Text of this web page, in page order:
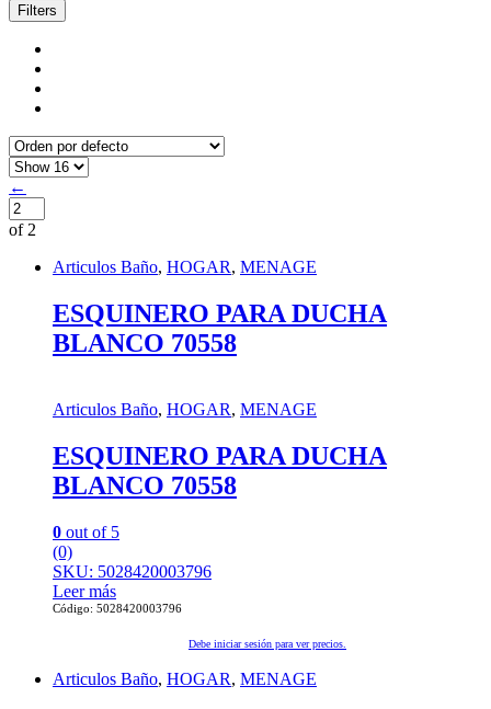
Filters
←
of 2
Articulos Baño, HOGAR, MENAGE
ESQUINERO PARA DUCHA
BLANCO 70558
Articulos Baño, HOGAR, MENAGE
ESQUINERO PARA DUCHA
BLANCO 70558
0 out of 5
(0)
SKU: 5028420003796
Leer más
Código: 5028420003796
Debe iniciar sesión para ver precios.
Articulos Baño, HOGAR, MENAGE